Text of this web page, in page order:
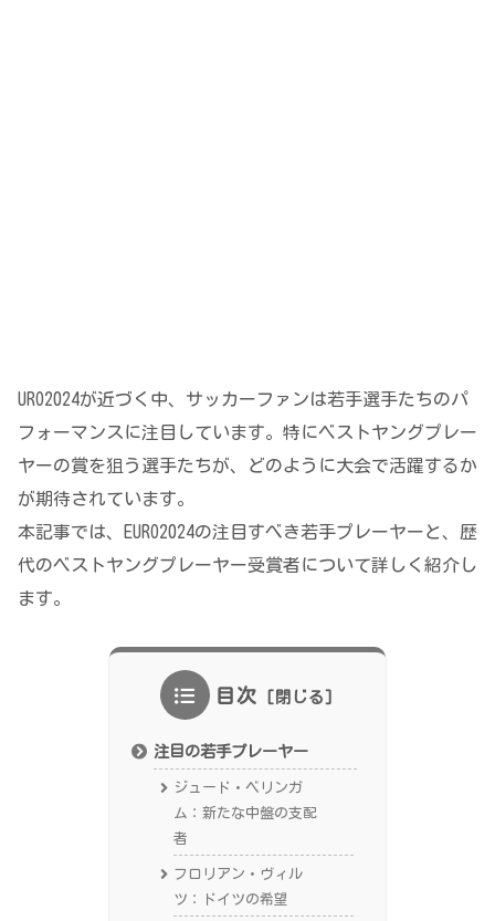
URO2024が近づく中、サッカーファンは若手選手たちのパ
フォーマンスに注目しています。特にベストヤングプレー
ヤーの賞を狙う選手たちが、どのように大会で活躍するか
が期待されています。
本記事では、EURO2024の注目すべき若手プレーヤーと、歴
代のベストヤングプレーヤー受賞者について詳しく紹介し
ます。
目次
注目の若手プレーヤー
ジュード・ベリンガ
ム：新たな中盤の支配
者
フロリアン・ヴィル
ツ：ドイツの希望